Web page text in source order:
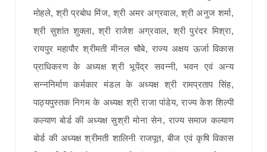
मोहले, श्री प्रबोध मिंज, श्री अमर अग्रवाल, श्री अनुज शर्मा,
श्री सुशांत शुक्ला, श्री राजेश अग्रवाल, श्री पुरंदर मिश्रा,
रायपुर महापौर श्रीमती मीनल चौबे, राज्य अक्षय ऊर्जा विकास
प्राधिकरण के अध्यक्ष श्री भूपेंद्र सवन्नी, भवन एवं अन्य
सन्ननिर्माण कर्मकार मंडल के अध्यक्ष श्री रामप्रताप सिंह,
पाठ्यपुस्तक निगम के अध्यक्ष श्री राजा पांडेय, राज्य केश शिल्पी
कल्याण बोर्ड की अध्यक्ष सुश्री मोना सेन, राज्य समाज कल्याण
बोर्ड की अध्यक्ष श्रीमती शालिनी राजपूत, बीज एवं कृषि विकास